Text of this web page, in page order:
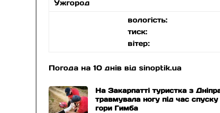
Ужгород
вологість:
тиск:
вітер:
Погода на 10 днів відsinoptik.ua
На Закарпатті туристка з
травмувала ногу під час спуску
гори Гимба